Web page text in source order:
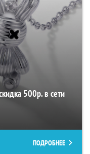
500р. в сети
ПОДРОБНЕЕ